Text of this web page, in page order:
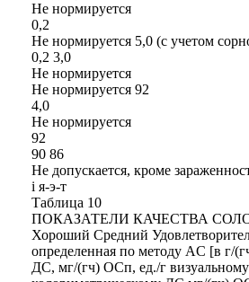
Не нормируется
0,2
Не нормируется 5,0 (с учетом
0,2 3,0
Не нормируется
Не нормируется 92
4,0
Не нормируется
92
90 86
Не допускается, кроме
і я-э-т
Таблица 10
ПОКАЗАТЕЛИ КАЧЕСТВА
Хороший Средний
определенная по методу AC [в г/
ДС, мг/(гч) ОСп, ед./г